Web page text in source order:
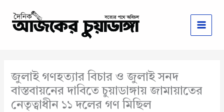
content
জুলাই গণহত্যার বিচার ও জুলাই সনদ
বাস্তবায়নের দাবিতে চুয়াডাঙ্গায় জামায়াতের
নেতৃত্বাধীন ১১ দলের গণ মিছিল